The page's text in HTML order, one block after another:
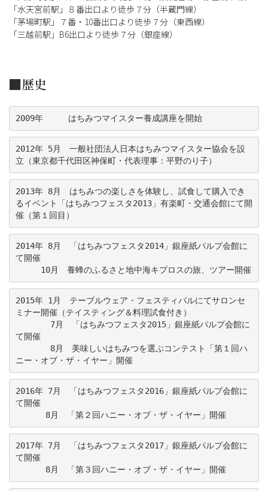
「水天宮前駅」８番出口より徒歩７分（半蔵門線）
「茅場町駅」７番・10番出口より徒歩７分（東西線）
「三越前駅」B6出口より徒歩７分（銀座線）
■歴史
2009年　　　はちみつマイスター養成講座を開始
2012年 5月　一般社団法人日本はちみつマイスター協会を設
立（東京都千代田区神保町・代表理事：平野のり子）
2013年 8月　はちみつの楽しさを体験し、試食して購入でき
るイベント
「はちみつフェスタ2013」 有楽町・交通会館にて開
催（第１回目）
2014年 8月 「はちみつフェスタ2014」 銀座紙パルプ会館に
て開催
10月　養蜂のふるさと地中海キプロスの旅、ツアー開催
2015年 1月　テーブルウェア・フェスティバルにてサロンセ
ミナー開催（テイスティング＆料理試食付き）
7月
「はちみつフェスタ2015」 銀座紙パルプ会館に
て開催
8月　美味しいはちみつを選ぶコンテスト
「第１回ハ
ニー・オブ・ザ・イヤー」
開催
2016年 7月 「はちみつフェスタ2016」 銀座紙パルプ会館に
て開催
8月
「第２回ハニー・オブ・ザ・イヤー」 開催
2017年 7月 「はちみつフェスタ2017」 銀座紙パルプ会館に
て開催
8月
「第３回ハニー・オブ・ザ・イヤー」 開催